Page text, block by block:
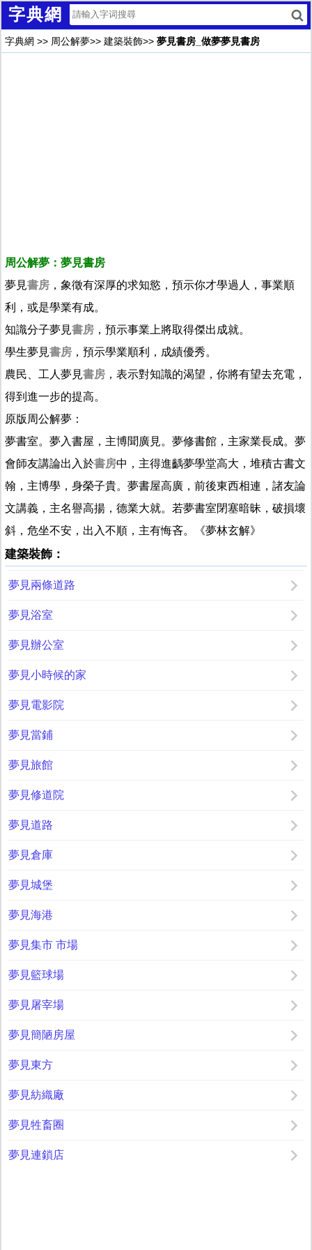
字典網
字典網 >> 周公解夢>> 建築裝飾>> 夢見書房_做夢夢見書房
周公解夢：夢見書房
夢見書房 ，象徵有深厚的求知慾，預示你才學過人，事業順
利，或是學業有成。
知識分子夢見書房 ，預示事業上將取得傑出成就。
學生夢見書房 ，預示學業順利，成績優秀。
農民、工人夢見書房 ，表示對知識的渴望，你將有望去充電，
得到進一步的提高。
原版周公解夢：
夢書室。夢入書屋，主博聞廣見。夢修書館，主家業長成。夢
會師友講論出入於書房中，主得進齲夢學堂高大，堆積古書文
翰，主博學，身榮子貴。夢書屋高廣，前後東西相連，諸友論
文講義，主名譽高揚，德業大就。若夢書室閉塞暗昧，破損壞
斜，危坐不安，出入不順，主有悔吝。《夢林玄解》
建築裝飾：
夢見兩條道路
夢見浴室
夢見辦公室
夢見小時候的家
夢見電影院
夢見當鋪
夢見旅館
夢見修道院
夢見道路
夢見倉庫
夢見城堡
夢見海港
夢見集市 市場
夢見籃球場
夢見屠宰場
夢見簡陋房屋
夢見東方
夢見紡織廠
夢見牲畜圈
夢見連鎖店